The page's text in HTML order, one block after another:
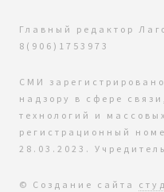
Главный редактор
8(906)1753973
СМИ
надзору в сфере
технологий и
регистрационный
28.03.2023.
© Создание сайта